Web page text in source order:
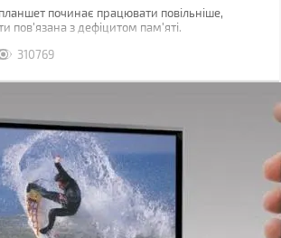
починає працювати повільніше,
пов'язана з дефіцитом пам'яті.
310769